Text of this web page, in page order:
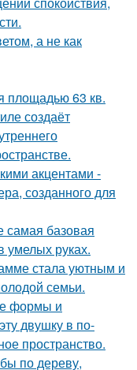
а не как
площадью 63 кв.
создаёт
акцентами -
созданного для
самая базовая
умелых руках.
стала уютным и
семьи.
формы и
двушку в по-
пространство.
по дереву,